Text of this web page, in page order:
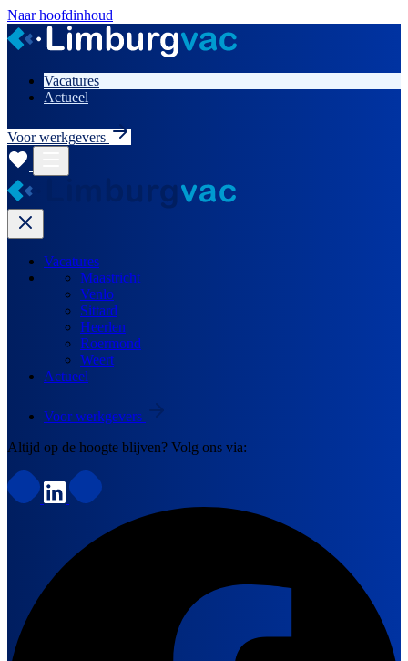
Naar hoofdinhoud
Vacatures
Actueel
Voor werkgevers
Vacatures
Maastricht
Venlo
Sittard
Heerlen
Roermond
Weert
Actueel
Voor werkgevers
Altijd op de hoogte blijven? Volg ons via: